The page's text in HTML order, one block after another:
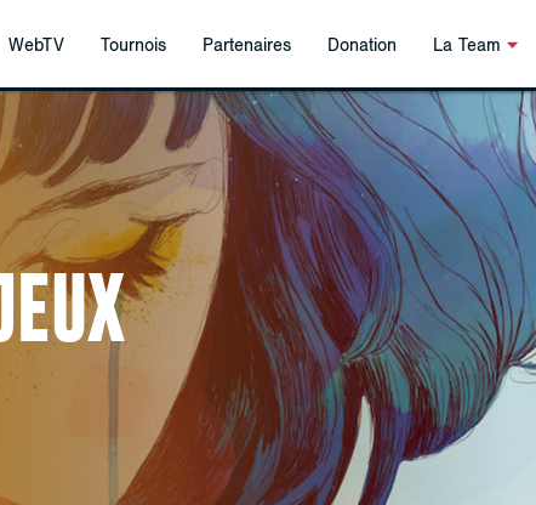
WebTV Tournois Partenaires Donation La Team